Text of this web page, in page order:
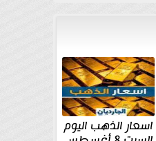
اسعار الذهب اليوم